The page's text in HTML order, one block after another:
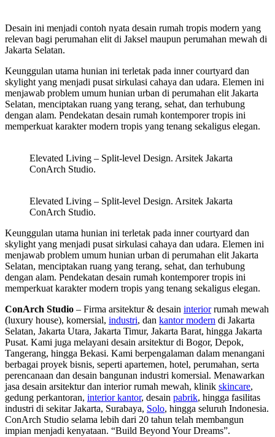
Desain ini menjadi contoh nyata desain rumah tropis modern yang
relevan bagi perumahan elit di Jaksel maupun perumahan mewah di
Jakarta Selatan.
Keunggulan utama hunian ini terletak pada inner courtyard dan
skylight yang menjadi pusat sirkulasi cahaya dan udara. Elemen ini
menjawab problem umum hunian urban di perumahan elit Jakarta
Selatan, menciptakan ruang yang terang, sehat, dan terhubung
dengan alam. Pendekatan desain rumah kontemporer tropis ini
memperkuat karakter modern tropis yang tenang sekaligus elegan.
Elevated Living – Split-level Design. Arsitek Jakarta
ConArch Studio.
Elevated Living – Split-level Design. Arsitek Jakarta
ConArch Studio.
Keunggulan utama hunian ini terletak pada inner courtyard dan
skylight yang menjadi pusat sirkulasi cahaya dan udara. Elemen ini
menjawab problem umum hunian urban di perumahan elit Jakarta
Selatan, menciptakan ruang yang terang, sehat, dan terhubung
dengan alam. Pendekatan desain rumah kontemporer tropis ini
memperkuat karakter modern tropis yang tenang sekaligus elegan.
ConArch Studio – Firma arsitektur & desain interiorrumah mewah
(luxury house), komersial, industri, dan kantor modern di Jakarta
Selatan, Jakarta Utara, Jakarta Timur, Jakarta Barat, hingga Jakarta
Pusat. Kami juga melayani desain arsitektur di Bogor, Depok,
Tangerang, hingga Bekasi. Kami berpengalaman dalam menangani
berbagai proyek bisnis, seperti apartemen, hotel, perumahan, serta
perencanaan dan desain bangunan industri komersial. Menawarkan
jasa desain arsitektur dan interior rumah mewah, klinik skincare,
gedung perkantoran, interior kantor, desain pabrik, hingga fasilitas
industri di sekitar Jakarta, Surabaya, Solo, hingga seluruh Indonesia.
ConArch Studio selama lebih dari 20 tahun telah membangun
impian menjadi kenyataan. “Build Beyond Your Dreams”.